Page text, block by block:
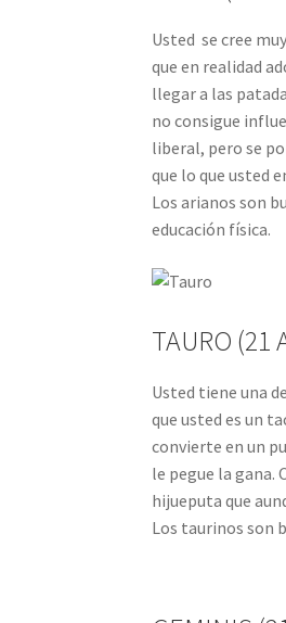
Usted se cree
que en realidad
llegar a las
no consigue
liberal, pero se
que lo que usted
Los arianos son
educación física.
TAURO (21
Usted tiene una
que usted es un
convierte en un
le pegue la gana.
hijueputa que
Los taurinos son